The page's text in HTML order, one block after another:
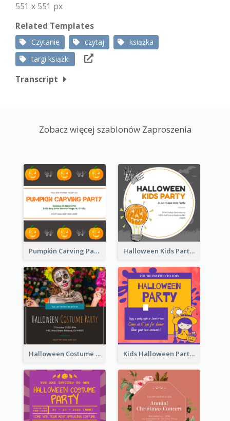
551 x 551 px
Related Templates
Czytanie czytaj
książka
targi książki
Transcript
Zobacz więcej szablonów Zaproszenia
Pumpkin Carving Party Invitation Halloween Kids Party Invitation
Halloween Costume Party Invitation Kids Halloween Party Invitation